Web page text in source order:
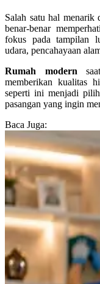
Salah satu hal menarik
benar-benar
fokus pada tampilan
udara, pencahayaan
Rumah modern
memberikan kualitas
seperti ini menjadi
pasangan yang ingin
Baca Juga: